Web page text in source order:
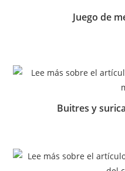
Juego de
Buitres y